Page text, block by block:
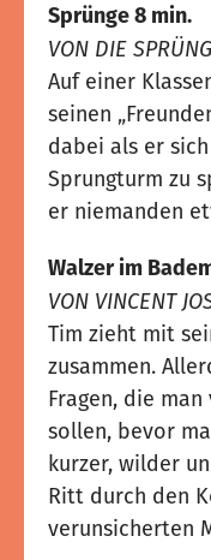
Sprünge 8 min.
VON DIE
Auf einer
seinen
dabei als er
Sprungturm zu
er niemanden
Walzer im
VON VINCENT
Tim zieht mit
zusammen.
Fragen, die
sollen, bevor
kurzer, wilder
Ritt durch den
verunsicherten